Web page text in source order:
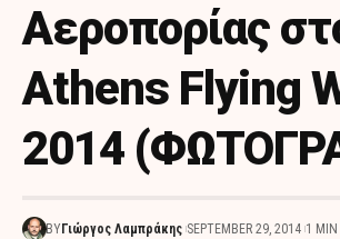
Αεροπορίας
Athens Flying
2014
BY Γιώργος Λαμπράκης SEPTEMBER 29, 2014 1 MIN